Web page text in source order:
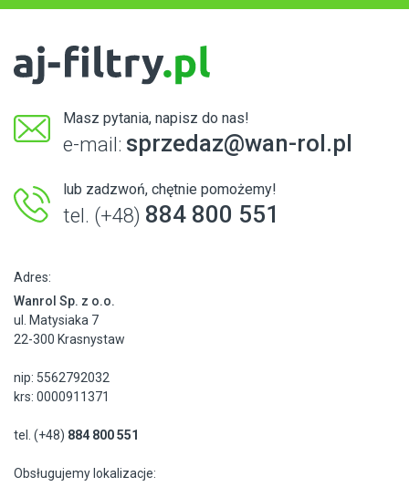
Masz pytania, napisz do nas!
e-mail: sprzedaz@wan-rol.pl
lub zadzwoń, chętnie pomożemy!
tel. (+48) 884 800 551
Adres:
Wanrol Sp. z o.o.
ul. Matysiaka 7
22-300 Krasnystaw
nip: 5562792032
krs: 0000911371
tel. (+48) 884 800 551
Obsługujemy lokalizacje: